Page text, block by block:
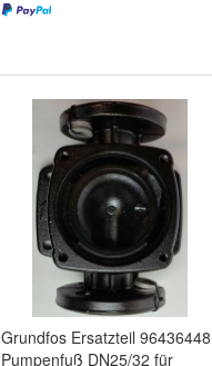
Grundfos Ersatzteil 96436448
Pumpenfuß DN25/32 für